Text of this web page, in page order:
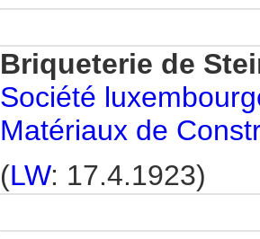
Briqueterie de
Société
Matériaux de
(LW: 17.4.1923)